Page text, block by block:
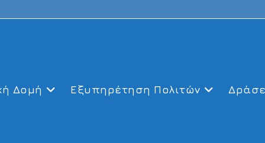
Δομή Εξυπηρέτηση Πολιτών